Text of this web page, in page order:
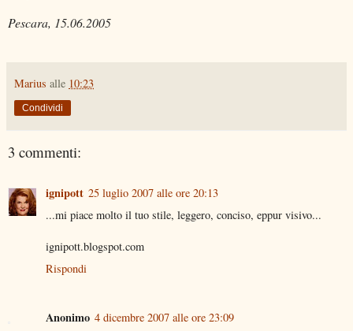
Pescara, 15.06.2005
Marius alle 10:23
Condividi
3 commenti:
ignipott 25 luglio 2007 alle ore 20:13
...mi piace molto il tuo stile, leggero, conciso, eppur visivo...
ignipott.blogspot.com
Rispondi
Anonimo 4 dicembre 2007 alle ore 23:09